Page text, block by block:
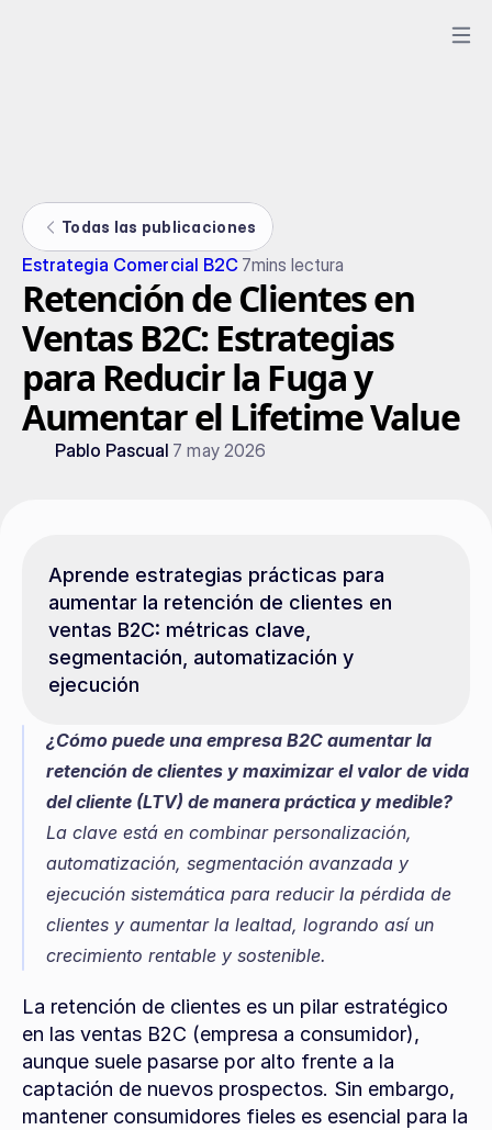
Todas las publicaciones
Estrategia Comercial B2C 7mins lectura
Retención de Clientes en
Ventas B2C: Estrategias
para Reducir la Fuga y
Aumentar el Lifetime Value
Pablo Pascual 7 may 2026
Aprende estrategias prácticas para
aumentar la retención de clientes en
ventas B2C: métricas clave,
segmentación, automatización y
ejecución
¿Cómo puede una empresa B2C aumentar la
retención de clientes y maximizar el valor de vida
del cliente (LTV) de manera práctica y medible?
La clave está en combinar personalización,
automatización, segmentación avanzada y
ejecución sistemática para reducir la pérdida de
clientes y aumentar la lealtad, logrando así un
crecimiento rentable y sostenible.
La retención de clientes es un pilar estratégico
en las ventas B2C (empresa a consumidor),
aunque suele pasarse por alto frente a la
captación de nuevos prospectos. Sin embargo,
mantener consumidores fieles es esencial para la